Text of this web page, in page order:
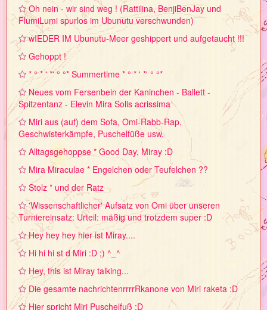
Oh nein - wir sind weg ! (Rattilina, BenjiBenJay und
FlumiLumi spurlos im Ubunutu verschwunden)
wIEDER IM Ubunutu-Meer geshippert und aufgetaucht !!!
Gehoppt !
* ° * ' *' ° °* Summertime * ° * ' *' ° °*
Neues vom Fersenbein der Kaninchen - Ballett -
Spitzentanz - Elevin Mira Solis acrissima
Miri aus (auf) dem Sofa, Omi-Rabb-Rap,
Geschwisterkämpfe, Puschelfüße usw.
Alltagsgehoppse * Good Day, Miray :D
Mira Miraculae * Engelchen oder Teufelchen ??
Stolz * und der Ratz
'Wissenschaftlicher' Aufsatz von Omi über unseren
Turniereinsatz: Urteil: mäßig und trotzdem super :D
Hey hey hey hier ist Miray....
Hi hi hi st d Miri :D ;) ^_^
Hey, this ist Miray talking...
Die gesamte nachrichtenrrrrRkanone von Miri raketa :D
Hier spricht Miri Puschelfuß :D